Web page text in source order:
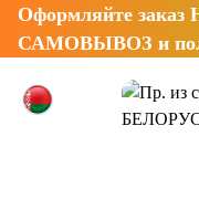
Оформляйте заказ
САМОВЫВОЗ и